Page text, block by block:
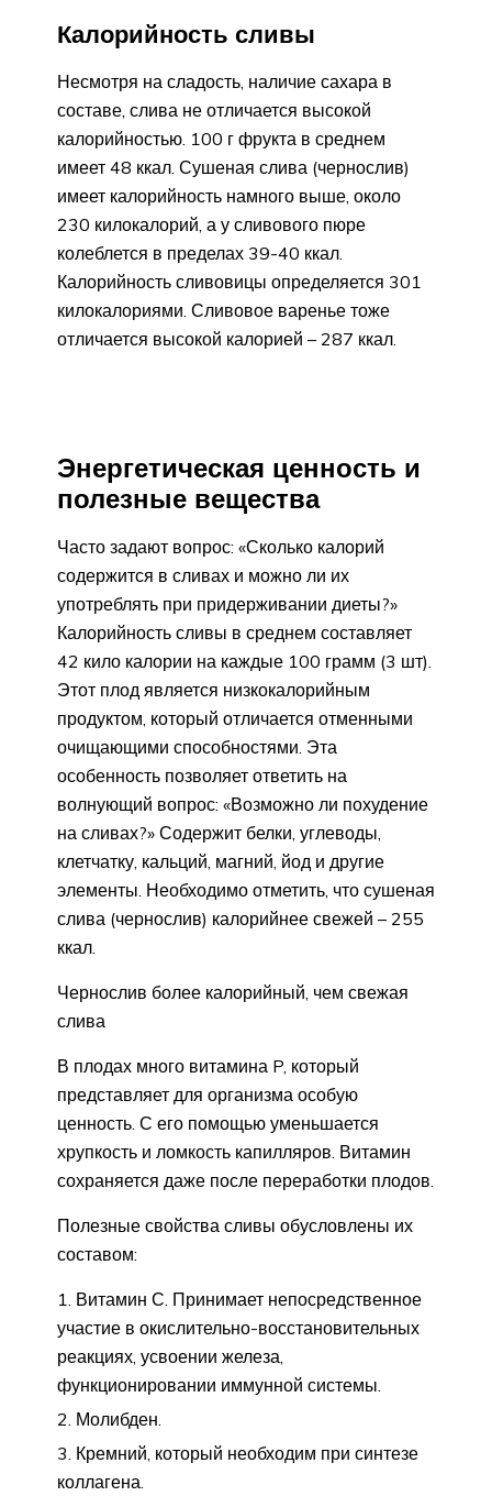
Калорийность сливы
Несмотря на сладость, наличие сахара в
составе, слива не отличается высокой
калорийностью. 100 г фрукта в среднем
имеет 48 ккал. Сушеная слива (чернослив)
имеет калорийность намного выше, около
230 килокалорий, а у сливового пюре
колеблется в пределах 39-40 ккал.
Калорийность сливовицы определяется 301
килокалориями. Сливовое варенье тоже
отличается высокой калорией – 287 ккал.
Энергетическая ценность и
полезные вещества
Часто задают вопрос: «Сколько калорий
содержится в сливах и можно ли их
употреблять при придерживании диеты?»
Калорийность сливы в среднем составляет
42 кило калории на каждые 100 грамм (3 шт).
Этот плод является низкокалорийным
продуктом, который отличается отменными
очищающими способностями. Эта
особенность позволяет ответить на
волнующий вопрос: «Возможно ли похудение
на сливах?» Содержит белки, углеводы,
клетчатку, кальций, магний, йод и другие
элементы. Необходимо отметить, что сушеная
слива (чернослив) калорийнее свежей – 255
ккал.
Чернослив более калорийный, чем свежая
слива
В плодах много витамина P, который
представляет для организма особую
ценность. С его помощью уменьшается
хрупкость и ломкость капилляров. Витамин
сохраняется даже после переработки плодов.
Полезные свойства сливы обусловлены их
составом:
Витамин С. Принимает непосредственное
участие в окислительно-восстановительных
реакциях, усвоении железа,
функционировании иммунной системы.
Молибден.
Кремний, который необходим при синтезе
коллагена.